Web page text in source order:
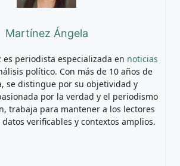
Martínez Ángela
periodista especializada en noticias
político. Con más de 10 años de
se distingue por su objetividad y
por la verdad y el periodismo
trabaja para mantener a los lectores
verificables y contextos amplios.